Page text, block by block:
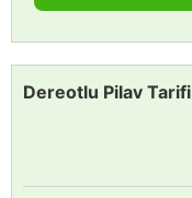
Dereotlu Pilav Tarifi